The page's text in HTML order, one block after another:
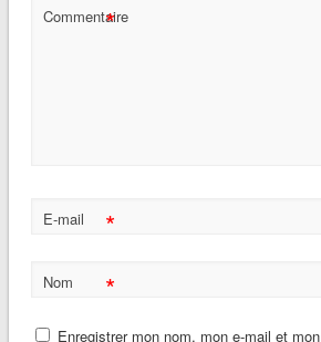
Commentaire
*
E-mail *
Nom *
Enregistrer mon nom, mon e-mail et